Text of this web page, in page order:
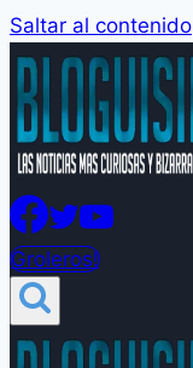
Saltar al contenido
Groleros!